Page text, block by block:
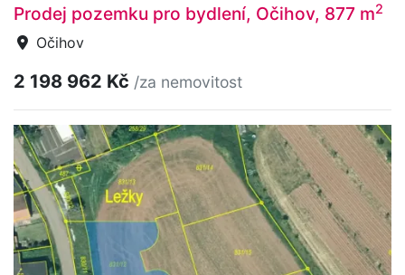
Prodej pozemku pro bydlení, Očihov, 877 m2
Očihov
2 198 962 Kč /za nemovitost